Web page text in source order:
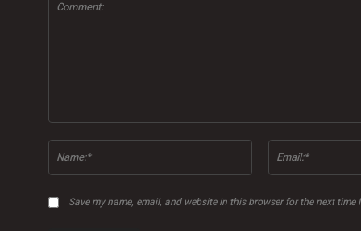
Save my name, email, and website in this browser for the next time